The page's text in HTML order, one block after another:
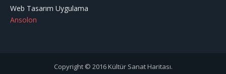
Web Tasarım Uygulama
Ansolon
Copyright © 2016 Kültür Sanat Haritası.